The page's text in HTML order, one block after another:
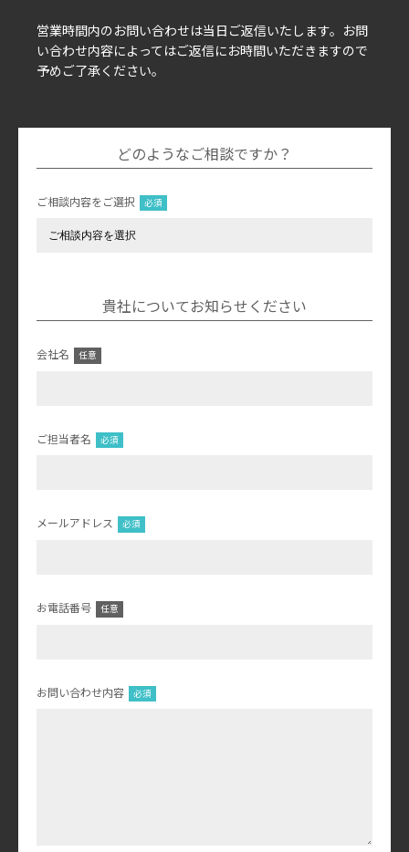
営業時間内のお問い合わせは当日ご返信いたします。お問
い合わせ内容によってはご返信にお時間いただきますので
予めご了承ください。
どのようなご相談ですか？
ご相談内容をご選択
貴社についてお知らせください
会社名
ご担当者名
メールアドレス
お電話番号
お問い合わせ内容